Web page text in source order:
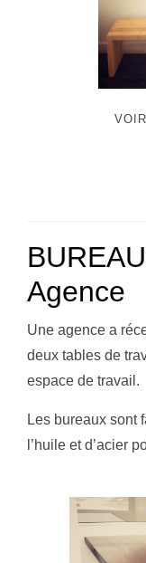
Agence
Une agence a
deux tables de
espace de travail.
Les bureaux sont
l’huile et d’acier